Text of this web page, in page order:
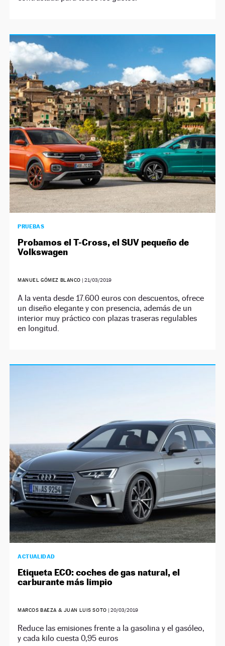
PRUEBAS
Probamos el T-Cross, el SUV pequeño de
Volkswagen
MANUEL GÓMEZ BLANCO |21/03/2019
A la venta desde 17.600 euros con descuentos, ofrece
un diseño elegante y con presencia, además de un
interior muy práctico con plazas traseras regulables
en longitud.
ACTUALIDAD
Etiqueta ECO: coches de gas natural, el
carburante más limpio
MARCOS BAEZA & JUAN LUIS SOTO | 20/03/2019
Reduce las emisiones frente a la gasolina y el gasóleo,
y cada kilo cuesta 0,95 euros